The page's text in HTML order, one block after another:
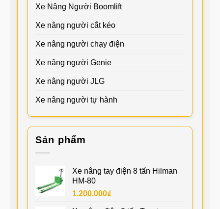
Xe Nâng Người Boomlift
Xe nâng người cắt kéo
Xe nâng người chạy điện
Xe nâng người Genie
Xe nâng người JLG
Xe nâng người tự hành
Sản phẩm
Xe nâng tay điện 8 tấn Hilman
HM-80
1.200.000₫